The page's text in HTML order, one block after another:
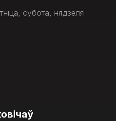
субота, нядзеля